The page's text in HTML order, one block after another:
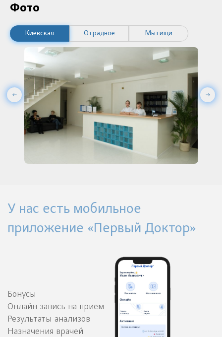
Фото
Киевская Отрадное Мытищи
У нас есть мобильное
приложение «Первый Доктор»
Бонусы
Онлайн запись на прием
Результаты анализов
Назначения врачей